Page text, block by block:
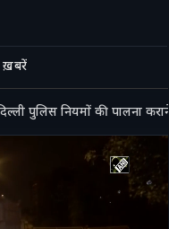
ख़बरें
पुलिस नियमों की पालना